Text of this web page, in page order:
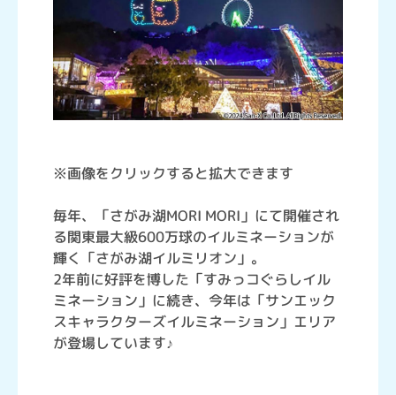
※画像をクリックすると拡大できます
毎年、「さがみ湖MORI MORI」にて開催され
る関東最大級600万球のイルミネーションが
輝く「さがみ湖イルミリオン」。
2年前に好評を博した「すみっコぐらしイル
ミネーション」に続き、今年は「サンエック
スキャラクターズイルミネーション」エリア
が登場しています♪